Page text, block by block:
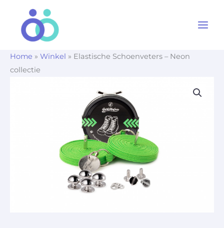
Home » Winkel » Elastische Schoenveters – Neon
collectie